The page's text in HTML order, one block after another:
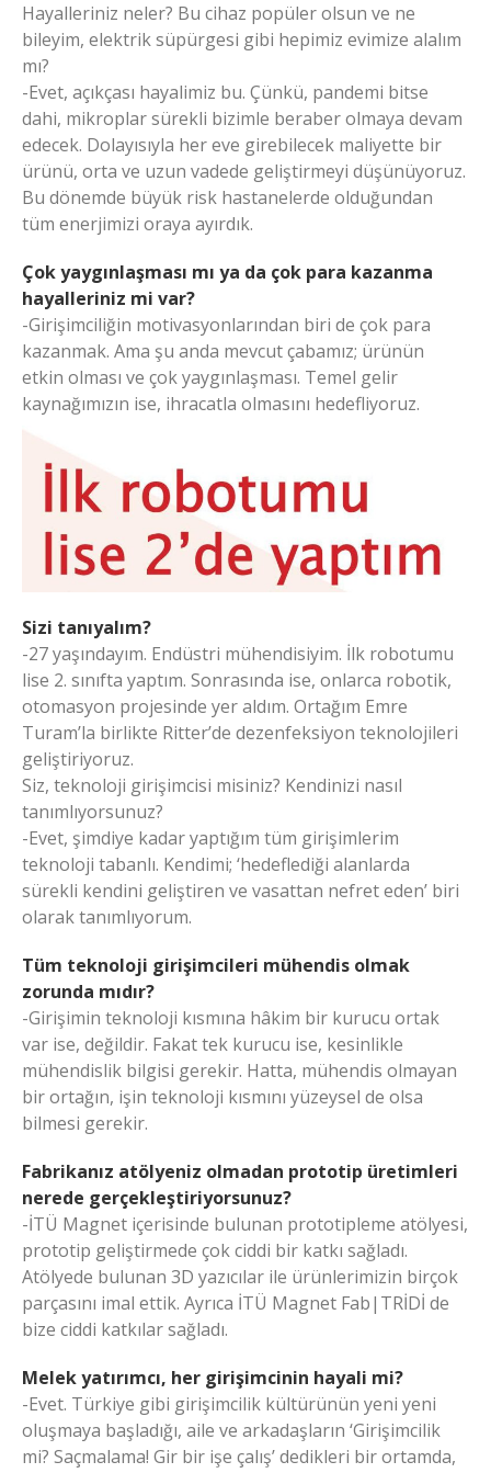
Hayalleriniz neler? Bu cihaz popüler olsun ve ne
bileyim, elektrik süpürgesi gibi hepimiz evimize alalım
mı?
-Evet, açıkçası hayalimiz bu. Çünkü, pandemi bitse
dahi, mikroplar sürekli bizimle beraber olmaya devam
edecek. Dolayısıyla her eve girebilecek maliyette bir
ürünü, orta ve uzun vadede geliştirmeyi düşünüyoruz.
Bu dönemde büyük risk hastanelerde olduğundan
tüm enerjimizi oraya ayırdık.
Çok yaygınlaşması mı ya da çok para kazanma
hayalleriniz mi var?
-Girişimciliğin motivasyonlarından biri de çok para
kazanmak. Ama şu anda mevcut çabamız; ürünün
etkin olması ve çok yaygınlaşması. Temel gelir
kaynağımızın ise, ihracatla olmasını hedefliyoruz.
Sizi tanıyalım?
-27 yaşındayım. Endüstri mühendisiyim. İlk robotumu
lise 2. sınıfta yaptım. Sonrasında ise, onlarca robotik,
otomasyon projesinde yer aldım. Ortağım Emre
Turam’la birlikte Ritter’de dezenfeksiyon teknolojileri
geliştiriyoruz.
Siz, teknoloji girişimcisi misiniz? Kendinizi nasıl
tanımlıyorsunuz?
-Evet, şimdiye kadar yaptığım tüm girişimlerim
teknoloji tabanlı. Kendimi; ‘hedeflediği alanlarda
sürekli kendini geliştiren ve vasattan nefret eden’ biri
olarak tanımlıyorum.
Tüm teknoloji girişimcileri mühendis olmak
zorunda mıdır?
-Girişimin teknoloji kısmına hâkim bir kurucu ortak
var ise, değildir. Fakat tek kurucu ise, kesinlikle
mühendislik bilgisi gerekir. Hatta, mühendis olmayan
bir ortağın, işin teknoloji kısmını yüzeysel de olsa
bilmesi gerekir.
Fabrikanız atölyeniz olmadan prototip üretimleri
nerede gerçekleştiriyorsunuz?
-İTÜ Magnet içerisinde bulunan prototipleme atölyesi,
prototip geliştirmede çok ciddi bir katkı sağladı.
Atölyede bulunan 3D yazıcılar ile ürünlerimizin birçok
parçasını imal ettik. Ayrıca İTÜ Magnet Fab|TRİDİ de
bize ciddi katkılar sağladı.
Melek yatırımcı, her girişimcinin hayali mi?
-Evet. Türkiye gibi girişimcilik kültürünün yeni yeni
oluşmaya başladığı, aile ve arkadaşların ‘Girişimcilik
mi? Saçmalama! Gir bir işe çalış’ dedikleri bir ortamda,